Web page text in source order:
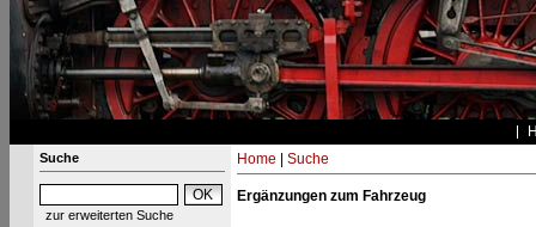
Suche
zur erweiterten Suche
Home Suche
Ergänzungen zum Fahrzeug